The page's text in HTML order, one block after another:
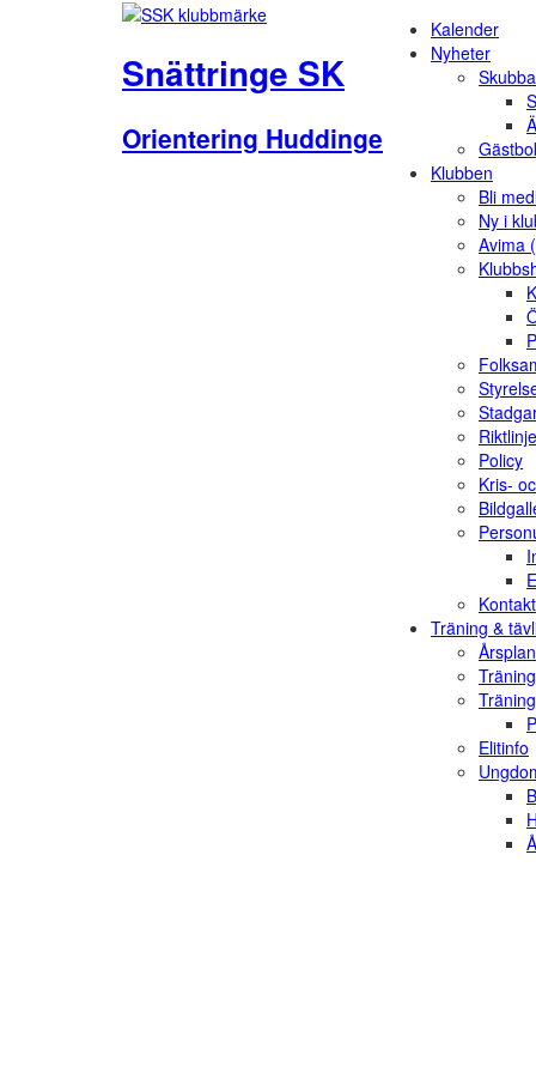
Snättringe SK
Orientering Huddinge
Kalender
Nyheter
Klubben
Bli
Ny i
Avima
Policy
Kris-
Kontakt
Träning &
Årsplan
Elitinfo